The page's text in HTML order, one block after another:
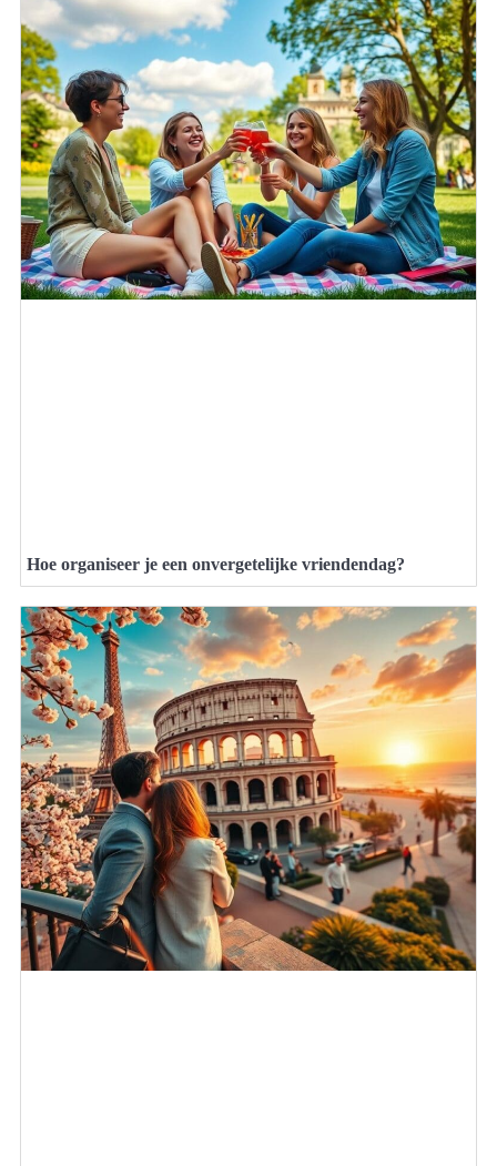
Hoe organiseer je een onvergetelijke vriendendag?